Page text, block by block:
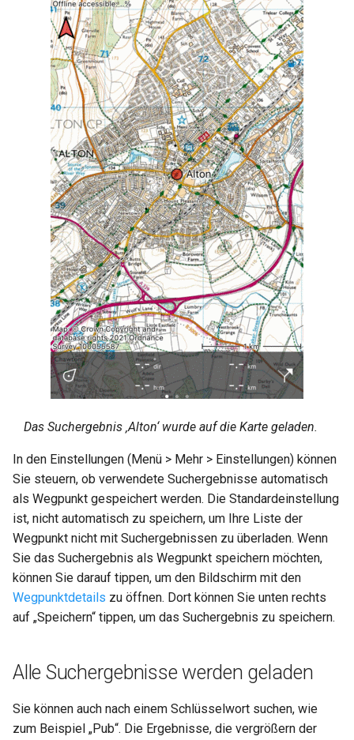
Das Suchergebnis ‚Alton‘ wurde auf die Karte geladen.
In den Einstellungen (Menü > Mehr > Einstellungen) können
Sie steuern, ob verwendete Suchergebnisse automatisch
als Wegpunkt gespeichert werden. Die Standardeinstellung
ist, nicht automatisch zu speichern, um Ihre Liste der
Wegpunkt nicht mit Suchergebnissen zu überladen. Wenn
Sie das Suchergebnis als Wegpunkt speichern möchten,
können Sie darauf tippen, um den Bildschirm mit den
Wegpunktdetails zu öffnen. Dort können Sie unten rechts
auf „Speichern“ tippen, um das Suchergebnis zu speichern.
Alle Suchergebnisse werden geladen
Sie können auch nach einem Schlüsselwort suchen, wie
zum Beispiel „Pub“. Die Ergebnisse, die vergrößern der